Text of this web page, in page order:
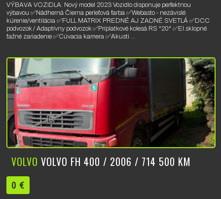
VÝBAVA VOZIDLA: Nový model 2023 Vozidlo disponuje perfektnou
výbavou ✅️Nádherná Čierna perleťová farba ✅️Webasto - nezávislé
kúrenie/ventilácia ✅️FULL MATRIX PREDNÉ AJ ZADNÉ SVETLÁ ✅️DCC
podvozok / Adaptívny podvozok ✅️Príplatkové kolesá RS "20" ✅️El.sklopné
ťažné zariadenie ✅️Cúvacia kamera ✅️Akusti ...
VOLVO VOLVO FH 400 / 2006 / 714 500 KM
0 €